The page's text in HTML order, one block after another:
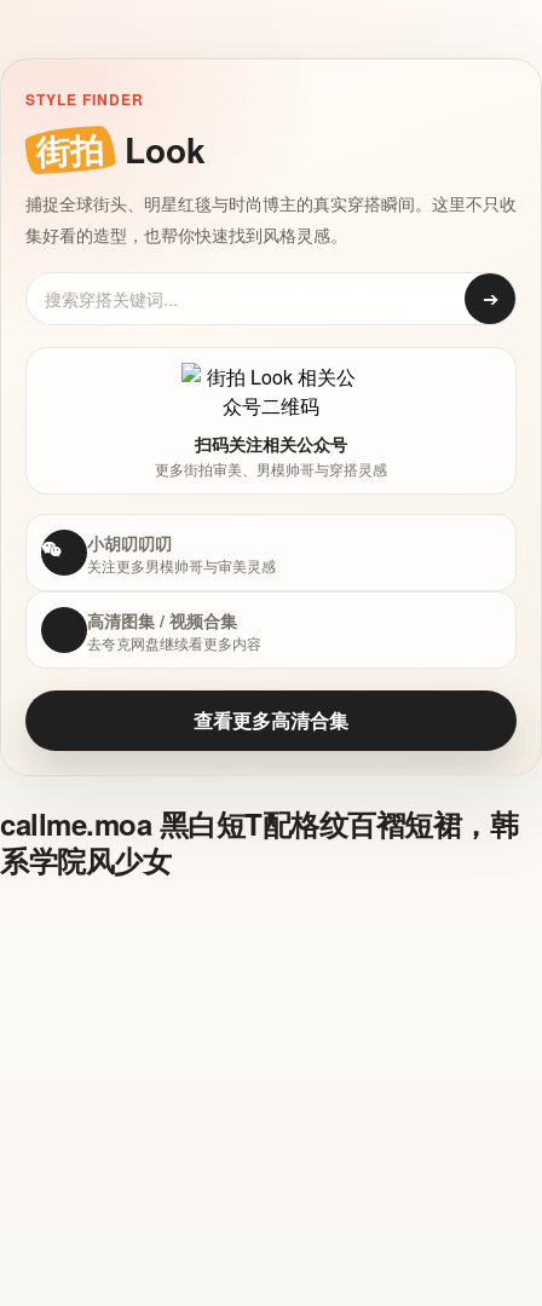
STYLE FINDER
街拍 Look
捕捉全球街头、明星红毯与时尚博主的真实穿搭瞬间。这里不只收
集好看的造型，也帮你快速找到风格灵感。
➔
扫码关注相关公众号
更多街拍审美、男模帅哥与穿搭灵感
小胡叨叨叨
关注更多男模帅哥与审美灵感
高清图集 / 视频合集
去夸克网盘继续看更多内容
查看更多高清合集
callme.moa 黑白短T配格纹百褶短裙，韩
系学院风少女